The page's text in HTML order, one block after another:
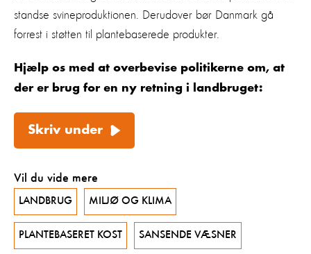
standse svineproduktionen. Derudover bør Danmark gå
forrest i støtten til plantebaserede produkter.
Hjælp os med at overbevise politikerne om, at
der er brug for en ny retning i landbruget:
Skriv under
Vil du vide mere
LANDBRUG MILJØ OG KLIMA
PLANTEBASERET KOST SANSENDE VÆSNER